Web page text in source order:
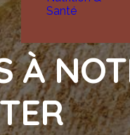
Santé
À